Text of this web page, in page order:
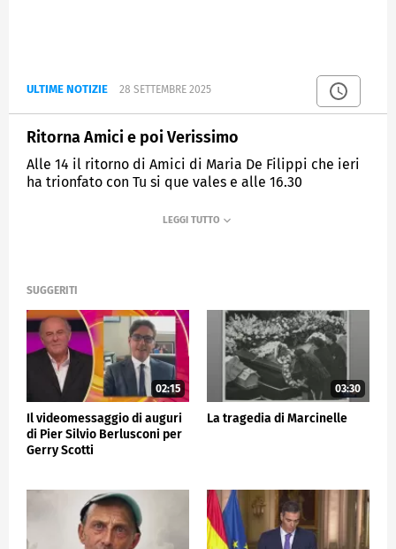
ULTIME NOTIZIE 28 SETTEMBRE 2025
Ritorna Amici e poi Verissimo
Alle 14 il ritorno di Amici di Maria De Filippi che ieri
ha trionfato con Tu si que vales e alle 16.30
SUGGERITI
02:15
Il videomessaggio di auguri
di Pier Silvio Berlusconi per
Gerry Scotti
03:30
La tragedia di Marcinelle